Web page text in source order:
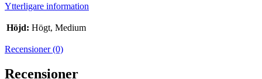
Ytterligare information
Höjd: Högt, Medium
Recensioner (0)
Recensioner